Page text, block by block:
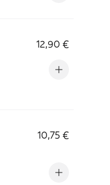
12,90 €
10,75 €